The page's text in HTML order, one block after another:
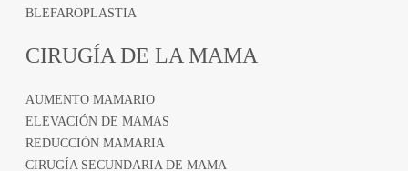
BLEFAROPLASTIA
CIRUGÍA DE LA MAMA
AUMENTO MAMARIO
ELEVACIÓN DE MAMAS
REDUCCIÓN MAMARIA
CIRUGÍA SECUNDARIA DE MAMA